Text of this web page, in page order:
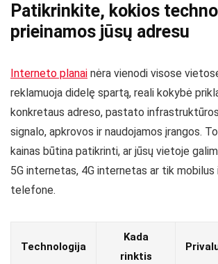
Patikrinkite, kokios
prieinamos jūsų adresu
Interneto planai nėra vienodi visose
reklamuoja didelę spartą, reali kokybė
konkretaus adreso, pastato
signalo, apkrovos ir naudojamos įrangos.
kainas būtina patikrinti, ar jūsų vietoje
5G internetas, 4G internetas ar tik
telefone.
Technologija
Kada
rinktis